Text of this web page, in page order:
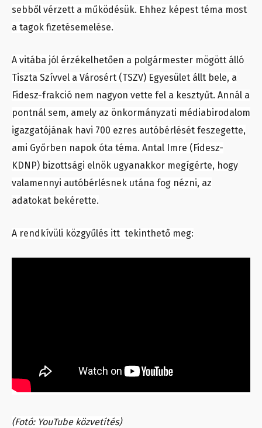
sebből vérzett a működésük. Ehhez képest téma most
a tagok fizetésemelése.
A vitába jól érzékelhetően a polgármester mögött álló
Tiszta Szívvel a Városért (TSZV) Egyesület állt bele, a
Fidesz-frakció nem nagyon vette fel a kesztyűt. Annál a
pontnál sem, amely az önkormányzati médiabirodalom
igazgatójának havi 700 ezres autóbérlését feszegette,
ami Győrben napok óta téma. Antal Imre (Fidesz-
KDNP) bizottsági elnök ugyanakkor megígérte, hogy
valamennyi autóbérlésnek utána fog nézni, az
adatokat bekérette.
A rendkívüli közgyűlés itt tekinthető meg:
(Fotó: YouTube közvetítés)